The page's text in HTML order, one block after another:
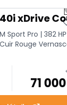
xDrive
Sport Pro | 382
Rouge
71 000